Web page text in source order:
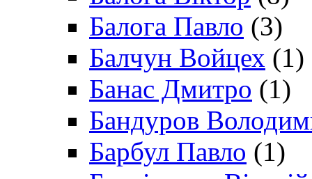
Балога Павло (3)
Балчун Войцех (1)
Банас Дмитро (1)
Бандуров
Барбул Павло (1)